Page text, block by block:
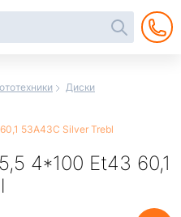
Диски
53A43C Silver Trebl
4*100 Et43 60,1